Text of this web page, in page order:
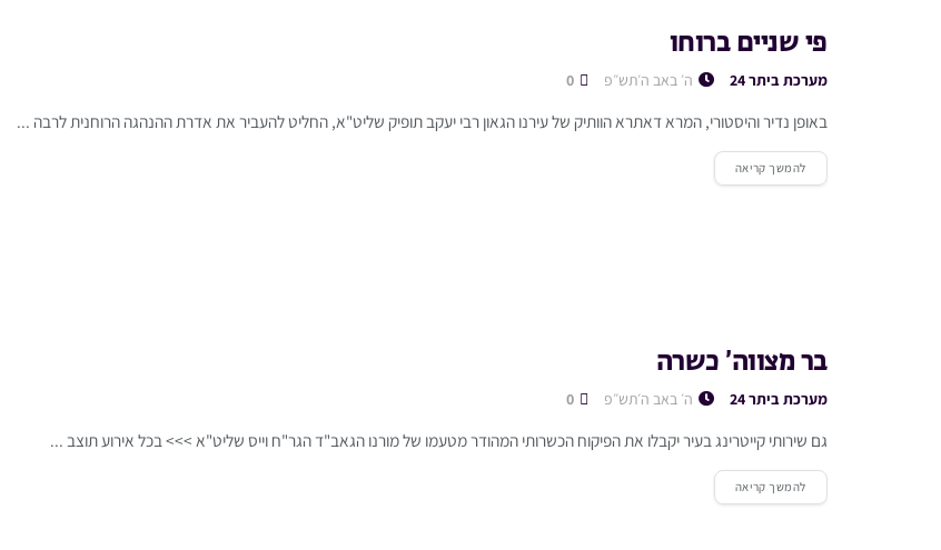
פי שניים ברוחו
מערכת ביתר 24 ה׳ באב ה׳תש״פ
באופן נדיר והיסטורי, המרא דאתרא הוותיק של עירנו הגאון רבי יעקב תופיק שליט"א, החליט להעביר את אדרת ההנהגה הרוחנית לרבה ...
להמשך קריאה
בר מצווה’ כשרה
מערכת ביתר 24 ה׳ באב ה׳תש״פ
גם שירותי קייטרינג בעיר יקבלו את הפיקוח הכשרותי המהודר מטעמו של מורנו הגאב"ד הגר"ח וייס שליט"א >>> בכל אירוע תוצב ...
להמשך קריאה